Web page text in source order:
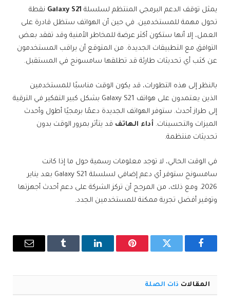
يمثل توقف الدعم البرمجي المنتظم لسلسلة Galaxy S21 نقطة
تحول مهمة للمستخدمين. في حين أن الهواتف ستظل قادرة على
العمل، إلا أنها ستكون أكثر عرضة للمخاطر الأمنية وقد تفقد بعض
التوافق مع التطبيقات الجديدة. من المتوقع أن يراقب المستخدمون
عن كثب أي تحديثات طارئة قد تطلقها سامسونج في المستقبل.
بالنظر إلى هذه التطورات، قد يكون الوقت مناسبًا للمستخدمين
الذين يعتمدون على هواتف Galaxy S21 بشكل كبير التفكير في الترقية
إلى طراز أحدث. ستوفر الهواتف الجديدة دعمًا برمجيًا أطول وأحدث
الميزات والتحسينات. أداء الهاتف قد يتأثر بمرور الوقت بدون
تحديثات منتظمة.
في الوقت الحالي، لا توجد معلومات رسمية حول ما إذا كانت
سامسونج ستوفر أي دعم إضافي لسلسلة Galaxy S21 بعد يناير
2026. ومع ذلك، من المرجح أن تركز الشركة على دعم أحدث أجهزتها
وتوفير أفضل تجربة ممكنة للمستخدمين الجدد.
فيسبوك تويتر بينتيريستلينكدإن Tumblr
البريد
المقالات ذات الصلة